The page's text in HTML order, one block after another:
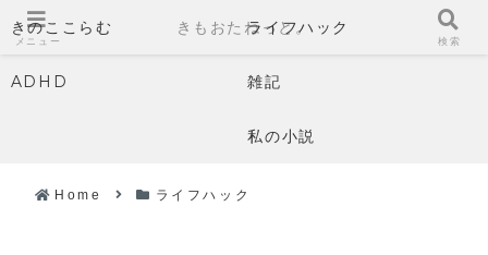
きのここらむ ライフハック
ADHD 雑記
私の小説
Home ライフハック
メニュー
きもおたねっと。
検索